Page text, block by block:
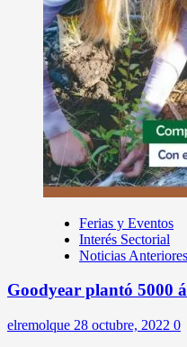
Ferias y Eventos
Interés Sectorial
Noticias Anteriores
Goodyear plantó 5000
elremolque 28 octubre, 2022 0